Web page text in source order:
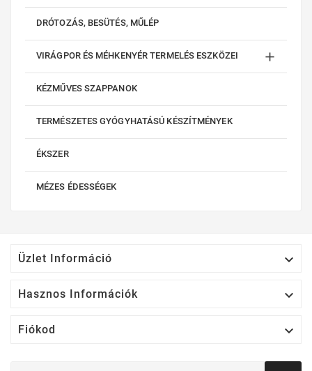
DRÓTOZÁS, BESÜTÉS, MŰLÉP
VIRÁGPOR ÉS MÉHKENYÉR TERMELÉS ESZKÖZEI 
KÉZMŰVES SZAPPANOK
TERMÉSZETES GYÓGYHATÁSÚ KÉSZÍTMÉNYEK
ÉKSZER
MÉZES ÉDESSÉGEK
Üzlet Információ 
Hasznos Információk 
Fiókod 